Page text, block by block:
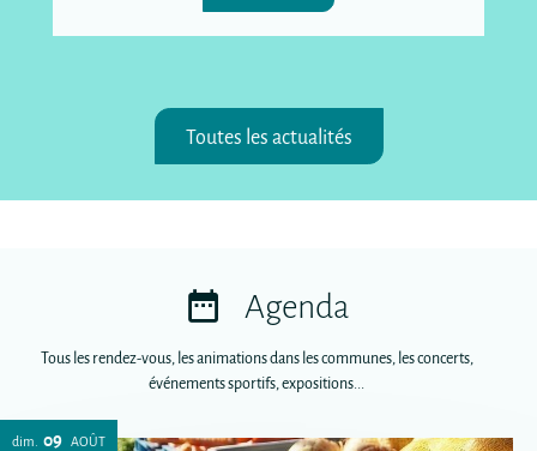
Toutes les actualités
Agenda
Tous les rendez-vous, les animations dans les communes, les concerts,
événements sportifs, expositions...
dim. 09 AOÛT